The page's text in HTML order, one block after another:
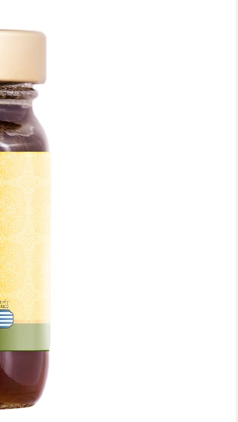
5 γρήγορα και υγιεινά σνακ